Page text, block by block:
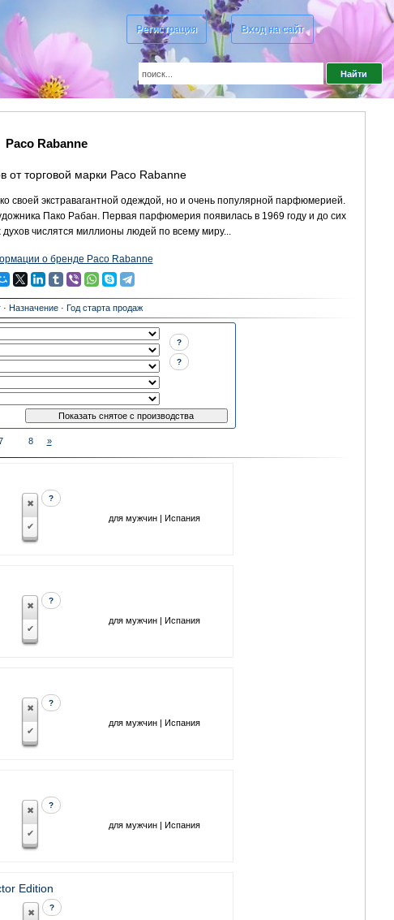
Регистрация Вход на сайт
Paco Rabanne
от торговой марки Paco Rabanne
своей экстравагантной одеждой, но и очень популярной парфюмерией.
Пако Рабан. Первая парфюмерия появилась в 1969 году и до сих
числятся миллионы людей по всему миру...
о бренде Paco Rabanne
· Назначение· Год старта продаж
?
?
8 »
?
для мужчин | Испания
?
для мужчин | Испания
?
для мужчин | Испания
?
для мужчин | Испания
Edition
?